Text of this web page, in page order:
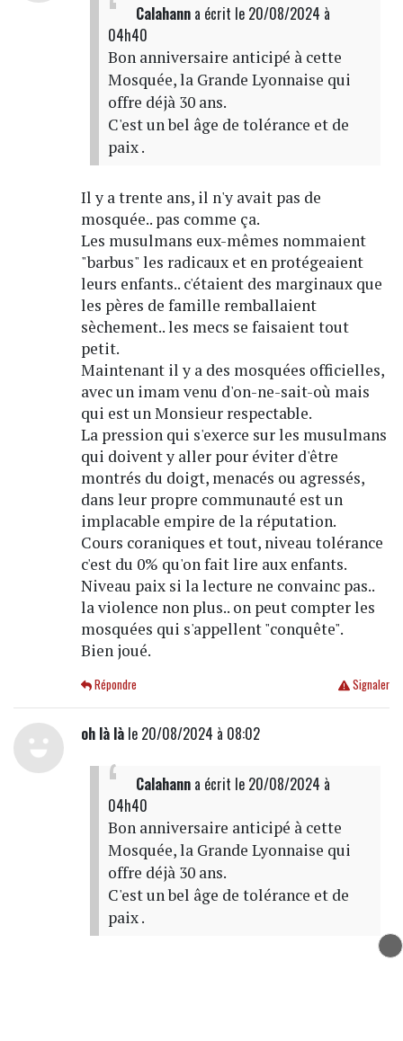
Calahanna écrit le 20/08/2024 à
04h40
Bon anniversaire anticipé à cette
Mosquée, la Grande Lyonnaise qui
offre déjà 30 ans.
C'est un bel âge de tolérance et de
paix .
Il y a trente ans, il n'y avait pas de
mosquée.. pas comme ça.
Les musulmans eux-mêmes nommaient
"barbus" les radicaux et en protégeaient
leurs enfants.. c'étaient des marginaux que
les pères de famille remballaient
sèchement.. les mecs se faisaient tout
petit.
Maintenant il y a des mosquées officielles,
avec un imam venu d'on-ne-sait-où mais
qui est un Monsieur respectable.
La pression qui s'exerce sur les musulmans
qui doivent y aller pour éviter d'être
montrés du doigt, menacés ou agressés,
dans leur propre communauté est un
implacable empire de la réputation.
Cours coraniques et tout, niveau tolérance
c'est du 0% qu'on fait lire aux enfants.
Niveau paix si la lecture ne convainc pas..
la violence non plus.. on peut compter les
mosquées qui s'appellent "conquête".
Bien joué.
Signaler
Répondre
oh là làle 20/08/2024 à 08:02
Calahanna écrit le 20/08/2024 à
04h40
Bon anniversaire anticipé à cette
Mosquée, la Grande Lyonnaise qui
offre déjà 30 ans.
C'est un bel âge de tolérance et de
paix .